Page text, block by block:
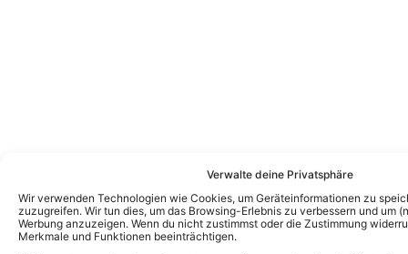
Verwalte deine Privatsphäre
Wir verwenden Technologien wie Cookies, um Geräteinformationen zu
zuzugreifen. Wir tun dies, um das Browsing-Erlebnis zu verbessern und um
Werbung anzuzeigen. Wenn du nicht zustimmst oder die Zustimmung
Merkmale und Funktionen beeinträchtigen.